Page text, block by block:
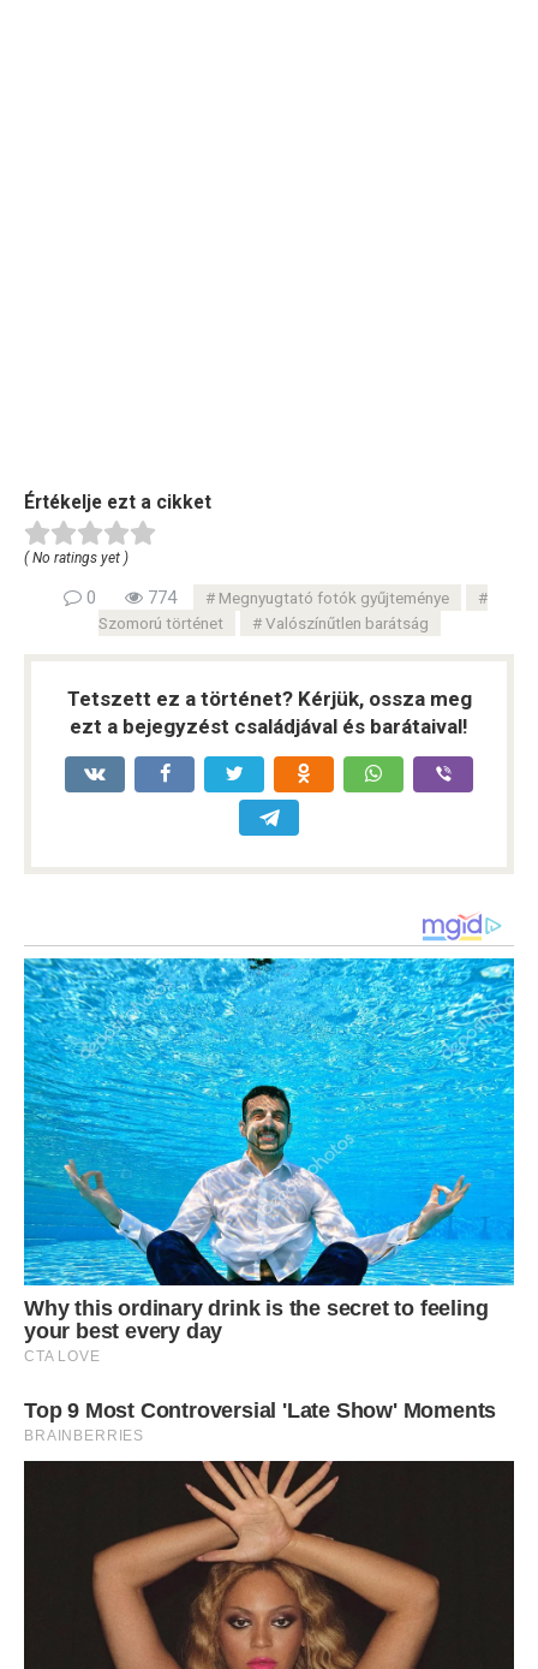
Értékelje ezt a cikket
( No ratings yet )
0 774
Megnyugtató fotók gyűjteménye
Szomorú történet
Valószínűtlen barátság
Tetszett ez a történet? Kérjük, ossza meg
ezt a bejegyzést családjával és barátaival!